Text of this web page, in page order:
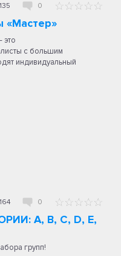
135 0
«Мастер»
это
с большим
индивидуальный
164 0
A, B, C, D, E,
групп!